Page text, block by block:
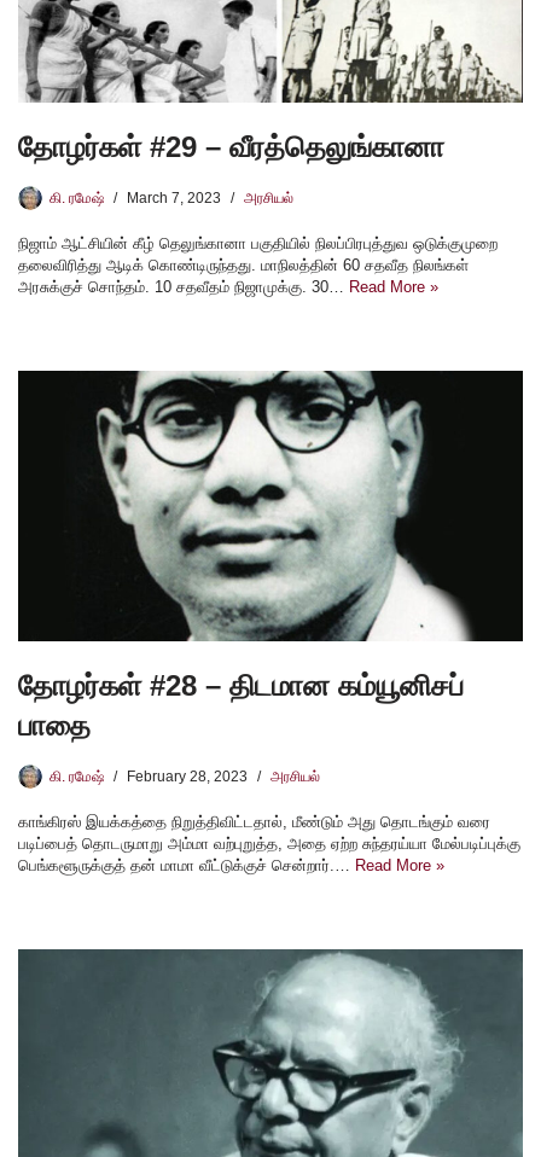
தோழர்கள் #29 – வீரத்தெலுங்கானா
கி. ரமேஷ் March 7, 2023 அரசியல்
நிஜாம் ஆட்சியின் கீழ் தெலுங்கானா பகுதியில் நிலப்பிரபுத்துவ ஒடுக்குமுறை
தலைவிரித்து ஆடிக் கொண்டிருந்தது. மாநிலத்தின் 60 சதவீத நிலங்கள்
அரசுக்குச் சொந்தம். 10 சதவீதம் நிஜாமுக்கு. 30…
Read More »
தோழர்கள் #28 – திடமான கம்யூனிசப்
பாதை
கி. ரமேஷ் February 28, 2023 அரசியல்
காங்கிரஸ் இயக்கத்தை நிறுத்திவிட்டதால், மீண்டும் அது தொடங்கும் வரை
படிப்பைத் தொடருமாறு அம்மா வற்புறுத்த, அதை ஏற்ற சுந்தரய்யா மேல்படிப்புக்கு
பெங்களூருக்குத் தன் மாமா வீட்டுக்குச் சென்றார்.… Read More »